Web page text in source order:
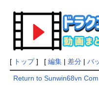
[ トップ] [ 編集| 差分| バ
Return to Sunwin68vn Com